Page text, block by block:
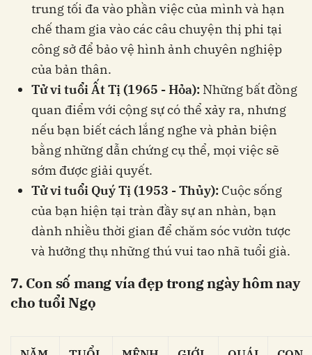
trung tối đa vào phần việc của mình và hạn
chế tham gia vào các câu chuyện thị phi tại
công sở để bảo vệ hình ảnh chuyên nghiệp
của bản thân.
Tử vi tuổi Ất Tị (1965 - Hỏa): Những bất đồng
quan điểm với cộng sự có thể xảy ra, nhưng
nếu bạn biết cách lắng nghe và phản biện
bằng những dẫn chứng cụ thể, mọi việc sẽ
sớm được giải quyết.
Tử vi tuổi Quý Tị (1953 - Thủy): Cuộc sống
của bạn hiện tại tràn đầy sự an nhàn, bạn
dành nhiều thời gian để chăm sóc vườn tược
và hưởng thụ những thú vui tao nhã tuổi già.
7. Con số mang vía đẹp trong ngày hôm nay
cho tuổi Ngọ